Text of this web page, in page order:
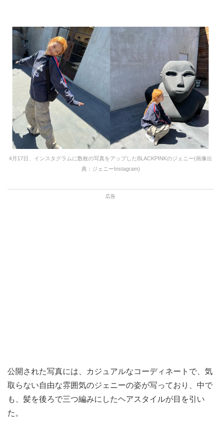
4月17日、インスタグラムに数枚の写真をアップしたBLACKPINKのジェニー(画像出
典：ジェニーInstagram)
公開された写真には、カジュアルなコーディネートで、気
取らない自由な雰囲気のジェニーの姿が写っており、中で
も、髪を後ろで三つ編みにしたヘアスタイルが目を引い
た。